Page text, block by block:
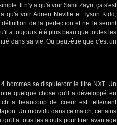
Il n'y a qu'à voir Sami Zayn, ça s'est
qu'à voir Adrien Neville et Tyson Kidd,
de la perfection et ne le seront
a toujours été plus beau que toutes les
dans sa vie. Ou peut-être que c'est un
hommes se disputeront le titre NXT. Un
quelque chose qu'il a développé en
a beaucoup de coeur est tellement
Un individu dans ce match, certains
a tous les atouts pour tirer avantage